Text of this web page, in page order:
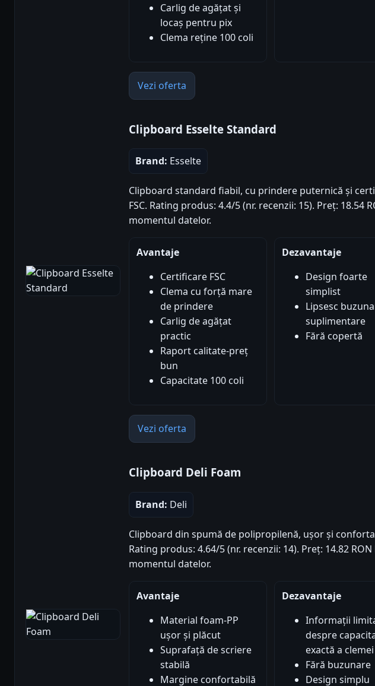
Carlig de agățat și
locaș pentru pix
Clema reține 100 coli
Vezi oferta
Clipboard Esselte Standard
Brand: Esselte
Clipboard standard fiabil, cu prindere puternică și
FSC. Rating produs: 4.4/5 (nr. recenzii: 15). Preț: 18.54
momentul datelor.
Avantaje
Certificare FSC
Clema cu forță mare
de prindere
Carlig de agățat
practic
Raport calitate-preț
bun
Capacitate 100 coli
Dezavantaje
Design foarte
simplist
Lipsesc
suplimentare
Fără copertă
Vezi oferta
Clipboard Deli Foam
Brand: Deli
Clipboard din spumă de polipropilenă, ușor și
Rating produs: 4.64/5 (nr. recenzii: 14). Preț: 14.82 RON
momentul datelor.
Avantaje
Material foam-PP
ușor și plăcut
Suprafață de scriere
stabilă
Margine confortabilă
Dezavantaje
Informații
despre
exactă a clemei
Fără buzunare
Design simplu